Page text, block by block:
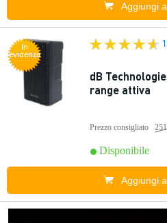
Aggiungi
In
evidenza
dB
range attiva
Prezzo consigliato
Disponibile
Aggiungi